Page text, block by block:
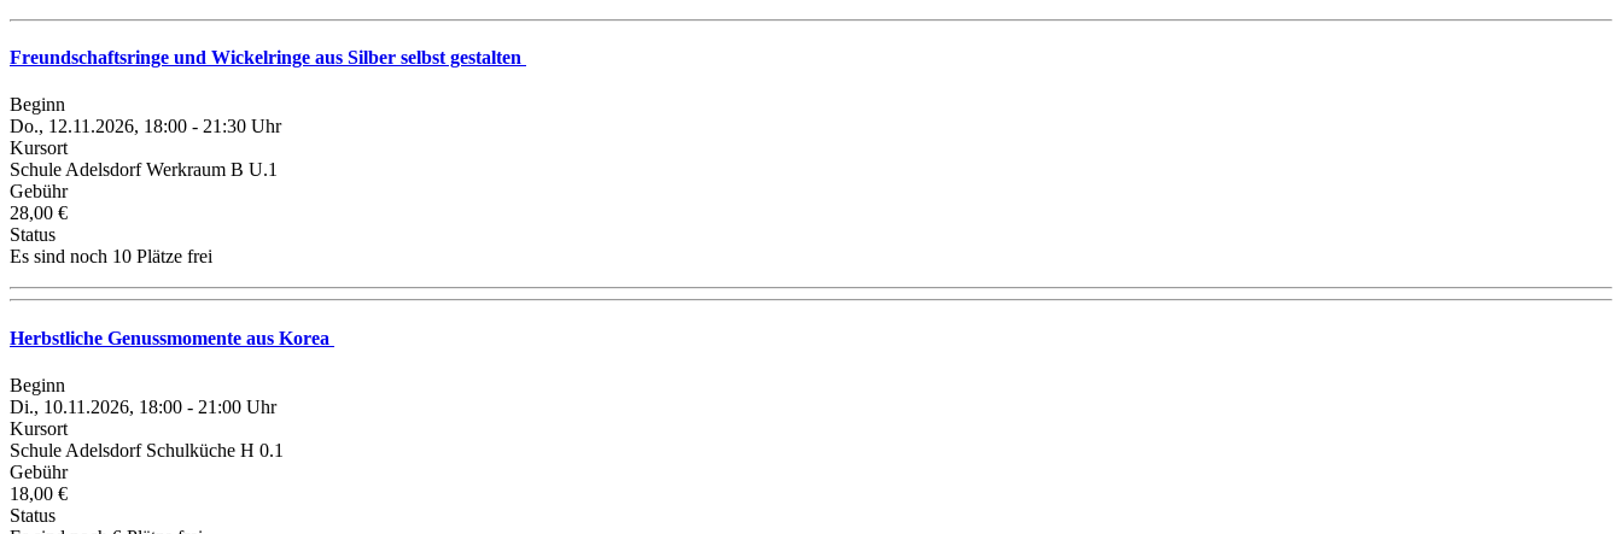
Freundschaftsringe und Wickelringe aus Silber selbst gestalten
Beginn
Do., 12.11.2026, 18:00 - 21:30 Uhr
Kursort
Schule Adelsdorf Werkraum B U.1
Gebühr
28,00 €
Status
Es sind noch 10 Plätze frei
Herbstliche Genussmomente aus Korea
Beginn
Di., 10.11.2026, 18:00 - 21:00 Uhr
Kursort
Schule Adelsdorf Schulküche H 0.1
Gebühr
18,00 €
Status